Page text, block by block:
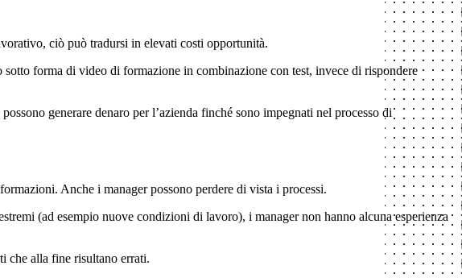
ciò può tradursi in elevati costi opportunità.
sotto forma di video di formazione in combinazione con test, invece di rispondere
generare denaro per l’azienda finché sono impegnati nel processo di
Anche i manager possono perdere di vista i processi.
(ad esempio nuove condizioni di lavoro), i manager non hanno alcuna esperienza
che alla fine risultano errati.